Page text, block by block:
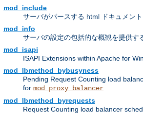
mod_include
サーバがパースする html ドキュメン
mod_info
サーバの設定の包括的な概観を提供す
mod_isapi
ISAPI Extensions within Apache for
mod_lbmethod_bybusyness
Pending Request Counting load
for mod_proxy_balancer
mod_lbmethod_byrequests
Request Counting load balancer